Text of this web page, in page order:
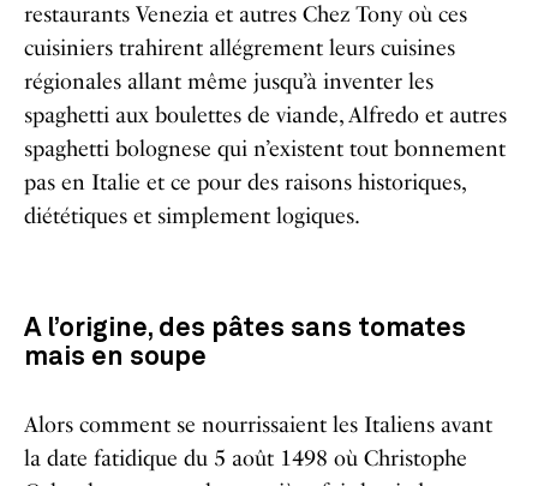
restaurants Venezia et autres Chez Tony où ces
cuisiniers trahirent allégrement leurs cuisines
régionales allant même jusqu’à inventer les
spaghetti aux boulettes de viande, Alfredo et autres
spaghetti bolognese qui n’existent tout bonnement
pas en Italie et ce pour des raisons historiques,
diététiques et simplement logiques.
A l’origine, des pâtes sans tomates
mais en soupe
Alors comment se nourrissaient les Italiens avant
la date fatidique du 5 août 1498 où Christophe